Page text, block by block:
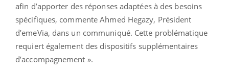
afin d’apporter des réponses adaptées à des besoins
spécifiques, commente Ahmed Hegazy, Président
d’emeVia, dans un communiqué. Cette problématique
requiert également des dispositifs supplémentaires
d’accompagnement ».